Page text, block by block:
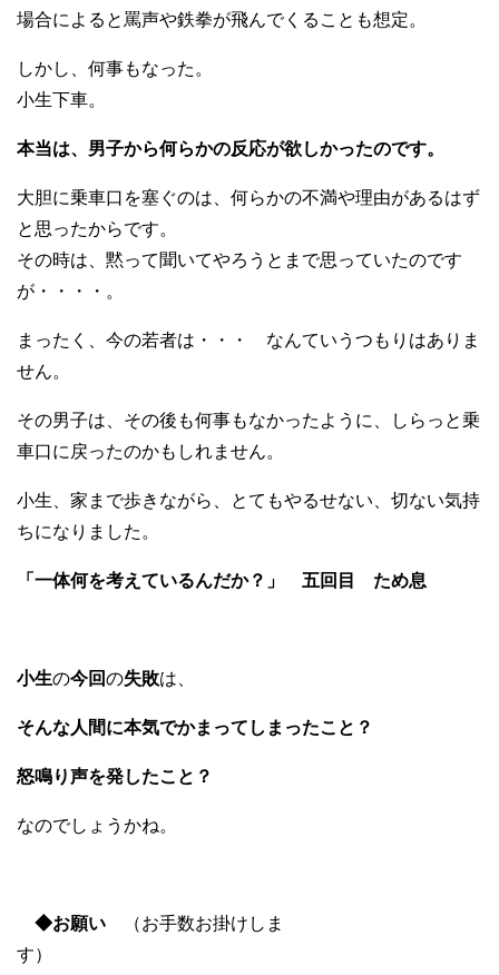
場合によると罵声や鉄拳が飛んでくることも想定。
しかし、何事もなった。
小生下車。
本当は、男子から何らかの反応が欲しかったのです。
大胆に乗車口を塞ぐのは、何らかの不満や理由があるはず
と思ったからです。
その時は、黙って聞いてやろうとまで思っていたのです
が・・・・。
まったく、今の若者は・・・ なんていうつもりはありま
せん。
その男子は、その後も何事もなかったように、しらっと乗
車口に戻ったのかもしれません。
小生、家まで歩きながら、とてもやるせない、切ない気持
ちになりました。
「一体何を考えているんだか？」 五回目 ため息
小生の今回の失敗は、
そんな人間に本気でかまってしまったこと？
怒鳴り声を発したこと？
なのでしょうかね。
◆お願い （お手数お掛けしま
す）